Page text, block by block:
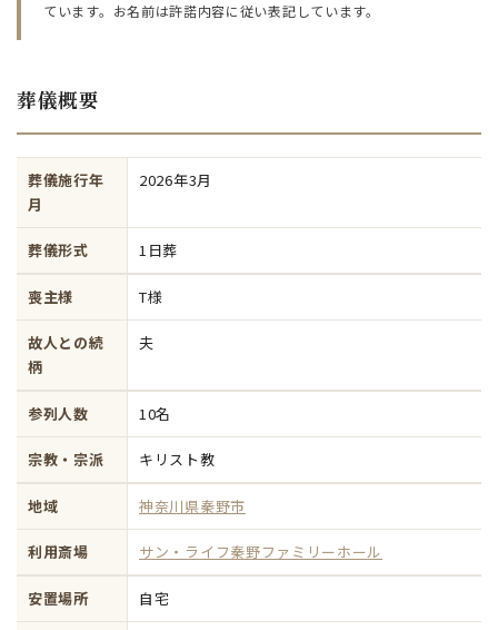
ています。お名前は許諾内容に従い表記しています。
葬儀概要
葬儀施行年
月
2026年3月
葬儀形式 1日葬
喪主様 T様
故人との続
柄
夫
参列人数 10名
宗教・宗派 キリスト教
地域 神奈川県秦野市
利用斎場 サン・ライフ秦野ファミリーホール
安置場所 自宅